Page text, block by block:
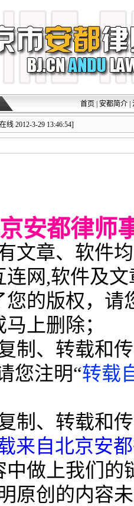
首页 安都简介
线 2012-3-29 13:40:06]
线 2012-3-29 13:46:54]
京安都律
文章、软件
连网,软件及
您的版权，请
上删除；
制、转载和
您注明“转载
制、转载和
来自北京安
中做上我们的
原创的内容